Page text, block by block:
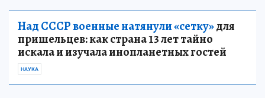
Над СССР военные натянули «сетку»для
пришельцев: как страна 13 лет тайно
искала и изучала инопланетных гостей
НАУКА